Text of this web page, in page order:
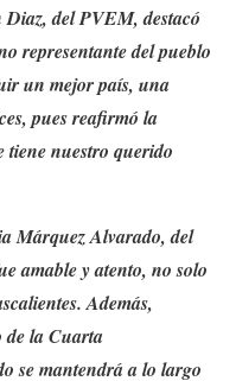
del PVEM, destacó
representante del pueblo
un mejor país, una
pues reafirmó la
nuestro querido
Márquez Alvarado, del
amable y atento, no solo
Además,
de la Cuarta
se mantendrá a lo largo